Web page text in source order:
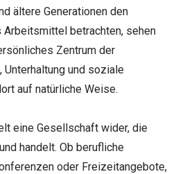
ältere Generationen den
Arbeitsmittel betrachten, sehen
Zentrum der
Unterhaltung und soziale
auf natürliche Weise.
eine Gesellschaft wider, die
handelt. Ob berufliche
oder Freizeitangebote,